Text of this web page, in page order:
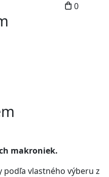
0
makroniek.
vlastného výberu z